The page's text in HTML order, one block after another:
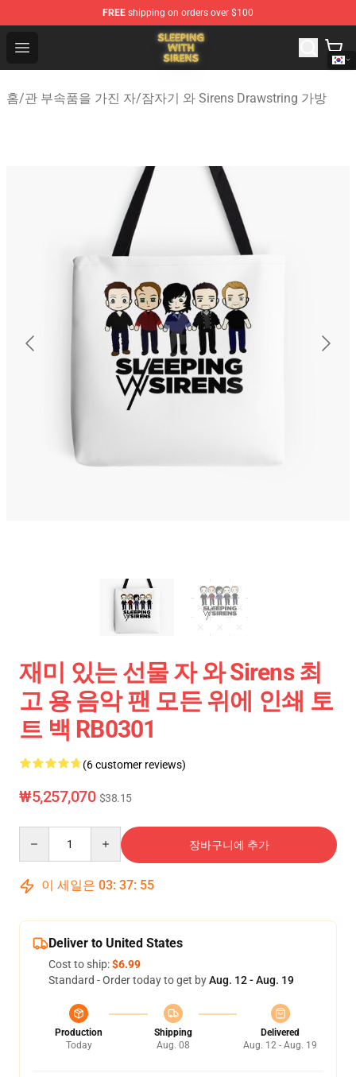
FREE shipping on orders over $100
Open menu
Sleeping With Sirens Store - Official Sleeping With
홈/관 부속품을 가진 자/잠자기 와 Sirens Drawstring 가방
재미 있는 선물 자 와 Sirens 최
고 용 음악 팬 모든 위에 인쇄 토
트 백 RB0301
(6 customer reviews)
₩5,257,070 $38.15
장바구니에 추가
이 세일은 03: 37: 54
Deliver to United States
Cost to ship:$6.99
Standard - Order today to get byAug. 12 - Aug. 19
Production
Today
Shipping
Aug. 08
Delivered
Aug. 12 - Aug. 19